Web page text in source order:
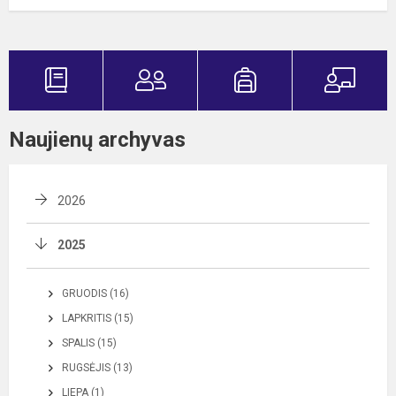
Naujienų archyvas
2026
2025
GRUODIS (16)
LAPKRITIS (15)
SPALIS (15)
RUGSĖJIS (13)
LIEPA (1)